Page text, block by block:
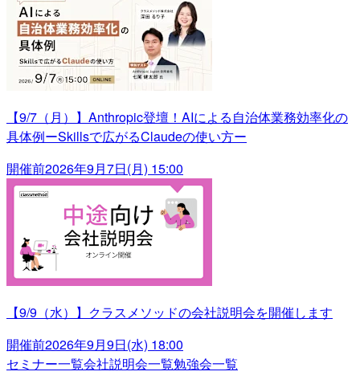
【9/7（月）】Anthropic登壇！AIによる自治体業務効率化の
具体例ーSkillsで広がるClaudeの使い方ー
開催前2026年9月7日(月) 15:00
【9/9（水）】クラスメソッドの会社説明会を開催します
開催前2026年9月9日(水) 18:00
セミナー一覧会社説明会一覧勉強会一覧